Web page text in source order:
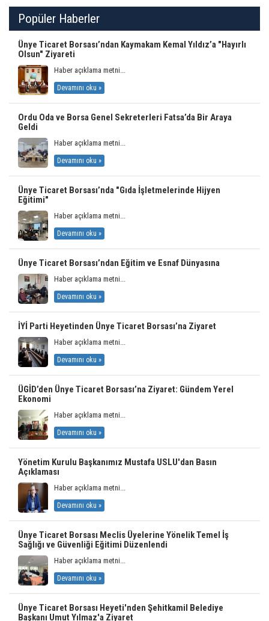
Popüler Haberler
Ünye Ticaret Borsası’ndan Kaymakam Kemal Yıldız’a "Hayırlı
Olsun" Ziyareti
Haber açıklama metni...
Devamını oku »
Ordu Oda ve Borsa Genel Sekreterleri Fatsa’da Bir Araya
Geldi
Haber açıklama metni...
Devamını oku »
Ünye Ticaret Borsası’nda "Gıda İşletmelerinde Hijyen
Eğitimi"
Haber açıklama metni...
Devamını oku »
Ünye Ticaret Borsası’ndan Eğitim ve Esnaf Dünyasına
Haber açıklama metni...
Devamını oku »
İYİ Parti Heyetinden Ünye Ticaret Borsası’na Ziyaret
Haber açıklama metni...
Devamını oku »
ÜGİD’den Ünye Ticaret Borsası’na Ziyaret: Gündem Yerel
Ekonomi
Haber açıklama metni...
Devamını oku »
Yönetim Kurulu Başkanımız Mustafa USLU'dan Basın
Açıklaması
Haber açıklama metni...
Devamını oku »
Ünye Ticaret Borsası Meclis Üyelerine Yönelik Temel İş
Sağlığı ve Güvenliği Eğitimi Düzenlendi
Haber açıklama metni...
Devamını oku »
Ünye Ticaret Borsası Heyeti'nden Şehitkamil Belediye
Başkanı Umut Yılmaz'a Ziyaret